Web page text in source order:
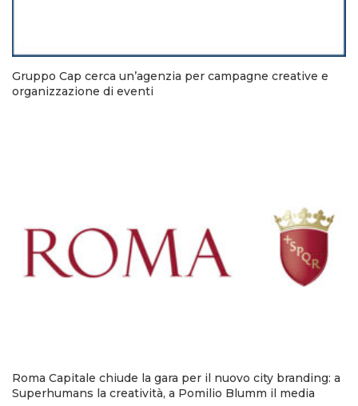
Gruppo Cap cerca un’agenzia per campagne creative e
organizzazione di eventi
Roma Capitale chiude la gara per il nuovo city branding: a
Superhumans la creatività, a Pomilio Blumm il media